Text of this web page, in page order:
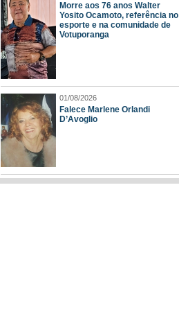
Morre aos 76 anos Walter
Yosito Ocamoto, referência no
esporte e na comunidade de
Votuporanga
01/08/2026
Falece Marlene Orlandi
D’Avoglio